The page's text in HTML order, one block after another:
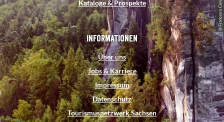
Kataloge & Prospekte
Informationen
Über uns
Jobs & Karriere
Impressum
Datenschutz
Tourismusnetzwerk Sachsen